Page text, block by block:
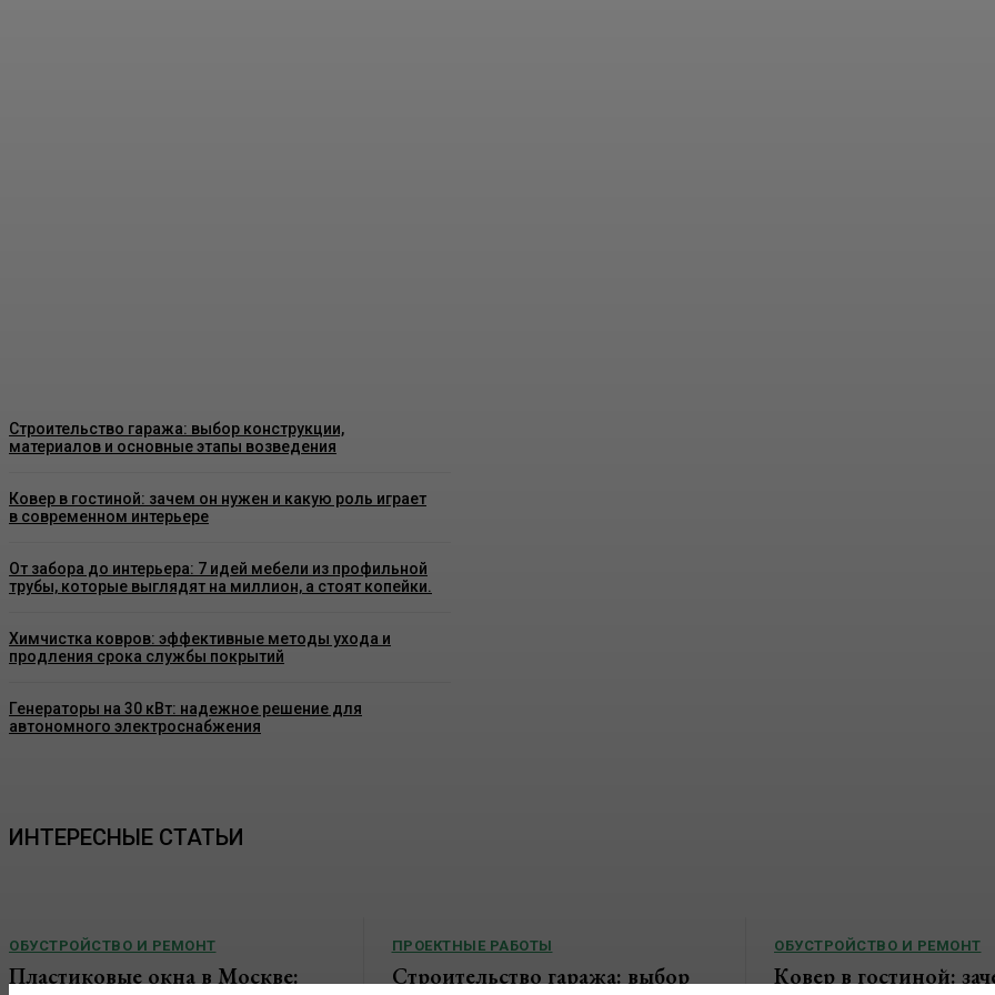
Строительство гаража: выбор конструкции,
материалов и основные этапы возведения
Ковер в гостиной: зачем он нужен и какую роль играет
в современном интерьере
От забора до интерьера: 7 идей мебели из профильной
трубы, которые выглядят на миллион, а стоят копейки.
Химчистка ковров: эффективные методы ухода и
продления срока службы покрытий
Генераторы на 30 кВт: надежное решение для
автономного электроснабжения
ИНТЕРЕСНЫЕ СТАТЬИ
ОБУСТРОЙСТВО И РЕМОНТ
Пластиковые окна в Москве:
ПРОЕКТНЫЕ РАБОТЫ
Строительство гаража: выбор
ОБУСТРОЙСТВО И РЕМОНТ
Ковер в гостиной: